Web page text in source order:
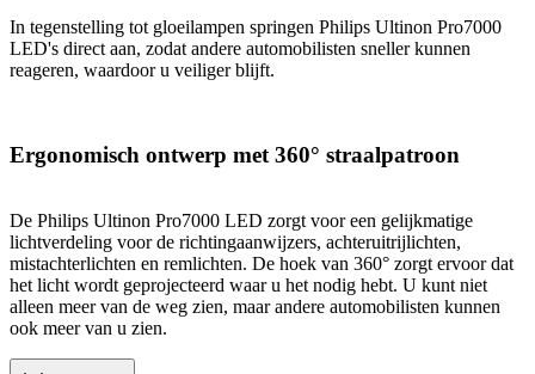
In tegenstelling tot gloeilampen springen Philips Ultinon Pro7000
LED's direct aan, zodat andere automobilisten sneller kunnen
reageren, waardoor u veiliger blijft.
Ergonomisch ontwerp met 360° straalpatroon
De Philips Ultinon Pro7000 LED zorgt voor een gelijkmatige
lichtverdeling voor de richtingaanwijzers, achteruitrijlichten,
mistachterlichten en remlichten. De hoek van 360° zorgt ervoor dat
het licht wordt geprojecteerd waar u het nodig hebt. U kunt niet
alleen meer van de weg zien, maar andere automobilisten kunnen
ook meer van u zien.